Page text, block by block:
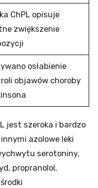
ChPL opisuje
zwiększenie
osłabienie
objawów choroby
jest szeroka i bardzo
azolowe leki
serotoniny,
propranolol,